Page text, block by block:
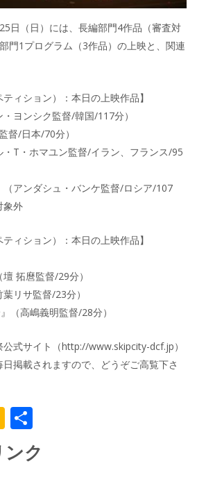
日（日）には、長編部門4作品（審査対
門1プログラム（3作品）の上映と、関連
ィション）：本日の上映作品】
・ヨンシク監督/韓国/117分）
督/日本/70分）
・T・ホマユン監督/イラン、フランス/95
（アンダシュ・バンケ監督/ロシア/107
象外
ィション）：本日の上映作品】
拓麿監督/29分）
リサ監督/23分）
（高嶋義明監督/28分）
式サイト（http://www.skipcity-dcf.jp）
掲載されますので、どうぞご高覧下さ
K
a
k
有
ク